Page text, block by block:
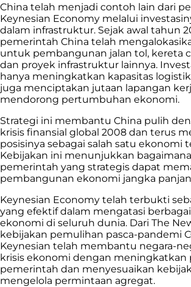
China telah menjadi contoh lain dari
Keynesian Economy melalui
dalam infrastruktur. Sejak awal tahun
pemerintah China telah
untuk pembangunan jalan tol, kereta
dan proyek infrastruktur lainnya.
hanya meningkatkan kapasitas
juga menciptakan jutaan lapangan
mendorong pertumbuhan ekonomi.
Strategi ini membantu China pulih
krisis finansial global 2008 dan terus
posisinya sebagai salah satu ekonomi
Kebijakan ini menunjukkan
pemerintah yang strategis dapat
pembangunan ekonomi jangka
Keynesian Economy telah terbukti
yang efektif dalam mengatasi
ekonomi di seluruh dunia. Dari The
kebijakan pemulihan pasca-pandemi
Keynesian telah membantu negara-
krisis ekonomi dengan meningkatkan
pemerintah dan menyesuaikan
mengelola permintaan agregat.